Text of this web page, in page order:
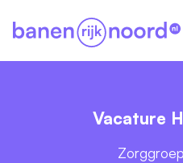
Vacature